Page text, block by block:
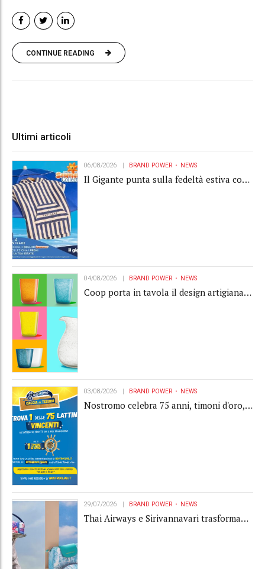
CONTINUE READING
Ultimi articoli
06/08/2026 BRAND POWER NEWS
Il Gigante punta sulla fedeltà estiva con
04/08/2026 BRAND POWER NEWS
Coop porta in tavola il design artigianale
03/08/2026 BRAND POWER NEWS
Nostromo celebra 75 anni, timoni d'oro,
29/07/2026 BRAND POWER NEWS
Thai Airways e Sirivannavari trasformano